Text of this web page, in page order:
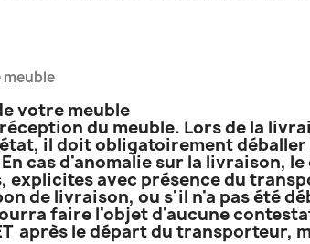
votre meuble
du meuble. Lors de la
il doit obligatoirement
cas d'anomalie sur la livraison,
avec présence du
de livraison, ou s'il n'a pas été
faire l'objet d'aucune
après le départ du transporteur,